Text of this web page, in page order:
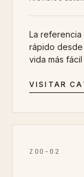
La referencia
rápido desde
vida más
VISITAR
ZOO-02